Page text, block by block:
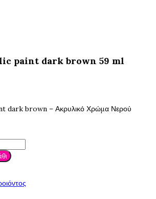
paint dark brown 59 ml
dark brown – Ακρυλικό Χρώμα Νερού